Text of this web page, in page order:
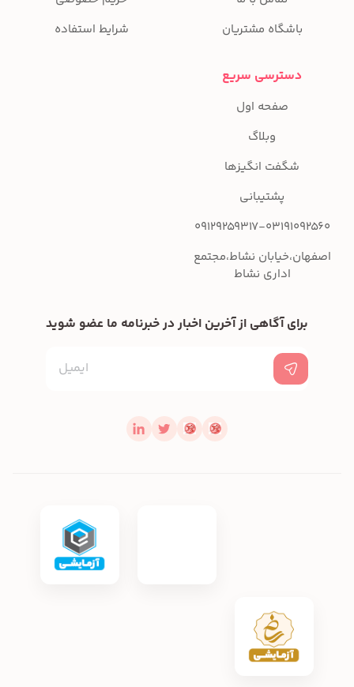
باشگاه مشتریان
شرایط استفاده
دسترسی سریع
صفحه اول
وبلاگ
شگفت انگیزها
پشتیبانی
09129259317-03191092560
اصفهان،خیابان نشاط،مجتمع
اداری نشاط
برای آگاهی از آخرین اخبار در خبرنامه ما عضو شوید